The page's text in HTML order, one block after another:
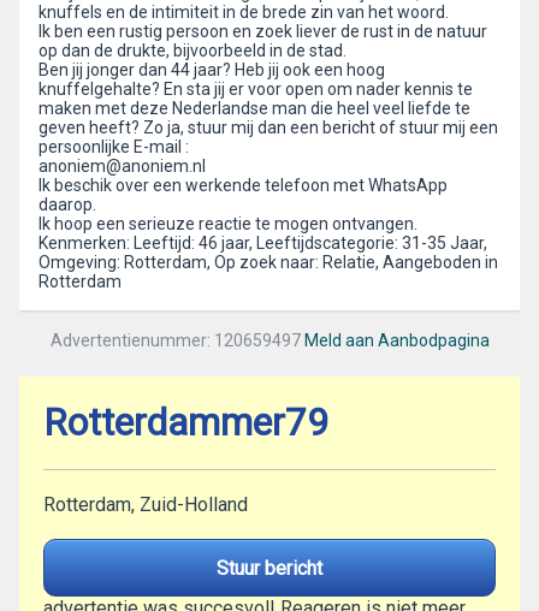
knuffels en de intimiteit in de brede zin van het woord.
Ik ben een rustig persoon en zoek liever de rust in de natuur
op dan de drukte, bijvoorbeeld in de stad.
Ben jij jonger dan 44 jaar? Heb jij ook een hoog
knuffelgehalte? En sta jij er voor open om nader kennis te
maken met deze Nederlandse man die heel veel liefde te
geven heeft? Zo ja, stuur mij dan een bericht of stuur mij een
persoonlijke E-mail :
anoniem@anoniem.nl
Ik beschik over een werkende telefoon met WhatsApp
daarop.
Ik hoop een serieuze reactie te mogen ontvangen.
Kenmerken: Leeftijd: 46 jaar, Leeftijdscategorie: 31-35 Jaar,
Omgeving: Rotterdam, Op zoek naar: Relatie, Aangeboden in
Rotterdam
Advertentienummer: 120659497 Meld aan Aanbodpagina
Rotterdammer79
Rotterdam, Zuid-Holland
Stuur bericht